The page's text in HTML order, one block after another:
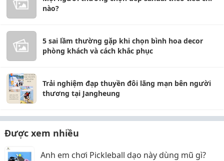
nào?
5 sai lầm thường gặp khi chọn bình hoa decor
phòng khách và cách khắc phục
Trải nghiệm đạp thuyền đôi lãng mạn bên người
thương tại Jangheung
Được xem nhiều
Anh em chơi Pickleball dạo này dùng mũ gì?